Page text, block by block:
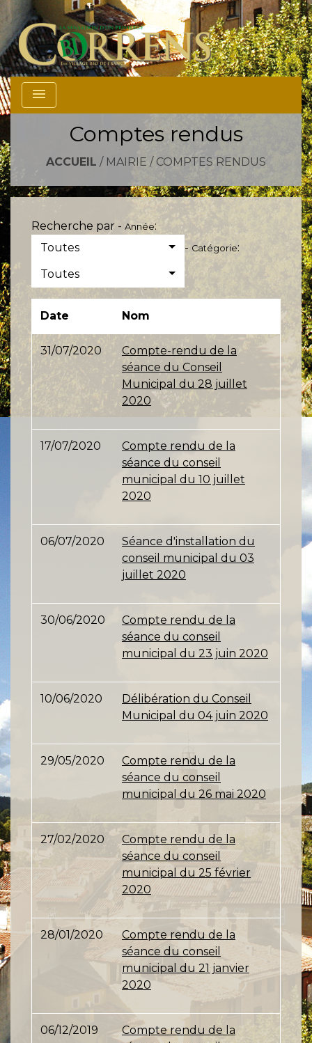
menu
Comptes rendus
ACCUEIL / MAIRIE /COMPTES RENDUS
Recherche par - Année:
Toutes
- Catégorie:
Toutes
Date Nom
31/07/2020
Compte-rendu de la
séance du Conseil
Municipal du 28 juillet
2020
17/07/2020
Compte rendu de la
séance du conseil
municipal du 10 juillet
2020
06/07/2020
Séance d'installation du
conseil municipal du 03
juillet 2020
30/06/2020
Compte rendu de la
séance du conseil
municipal du 23 juin 2020
10/06/2020
Délibération du Conseil
Municipal du 04 juin 2020
29/05/2020
Compte rendu de la
séance du conseil
municipal du 26 mai 2020
27/02/2020
Compte rendu de la
séance du conseil
municipal du 25 février
2020
28/01/2020
Compte rendu de la
séance du conseil
municipal du 21 janvier
2020
06/12/2019
Compte rendu de la